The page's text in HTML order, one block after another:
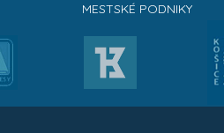
MESTSKÉ PODNIKY